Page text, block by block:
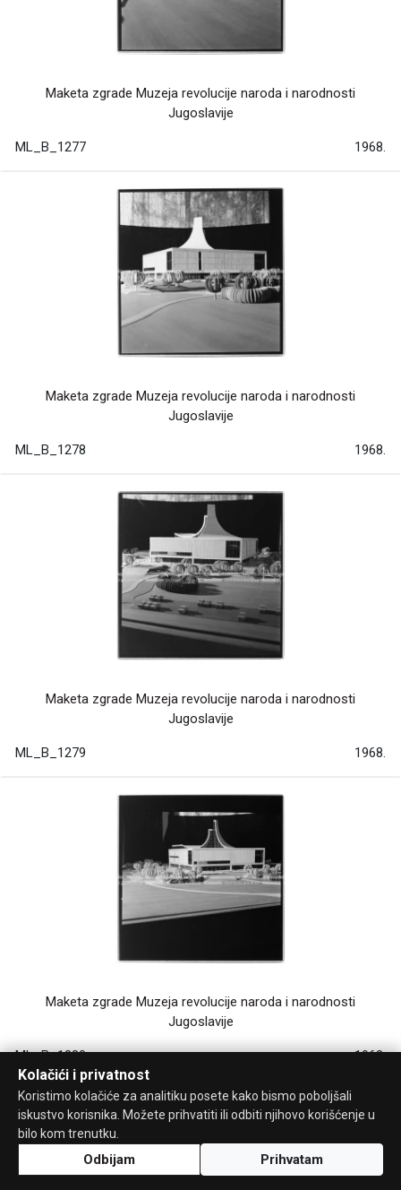
Maketa zgrade Muzeja revolucije naroda i narodnosti
Jugoslavije
ML_B_1277 1968.
Maketa zgrade Muzeja revolucije naroda i narodnosti
Jugoslavije
ML_B_1278 1968.
Maketa zgrade Muzeja revolucije naroda i narodnosti
Jugoslavije
ML_B_1279 1968.
Maketa zgrade Muzeja revolucije naroda i narodnosti
Jugoslavije
ML_B_1280 1968.
Kolačići i privatnost
Koristimo kolačiće za analitiku posete kako bismo poboljšali
iskustvo korisnika. Možete prihvatiti ili odbiti njihovo korišćenje u
bilo kom trenutku.
Odbijam Prihvatam